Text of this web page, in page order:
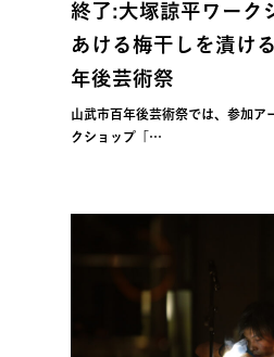
終了:大塚諒平ワーク
あける梅干しを漬け
年後芸術祭
山武市百年後芸術祭では、参加ア
クショップ「…